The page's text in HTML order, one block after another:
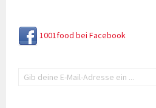
1001food bei Facebook